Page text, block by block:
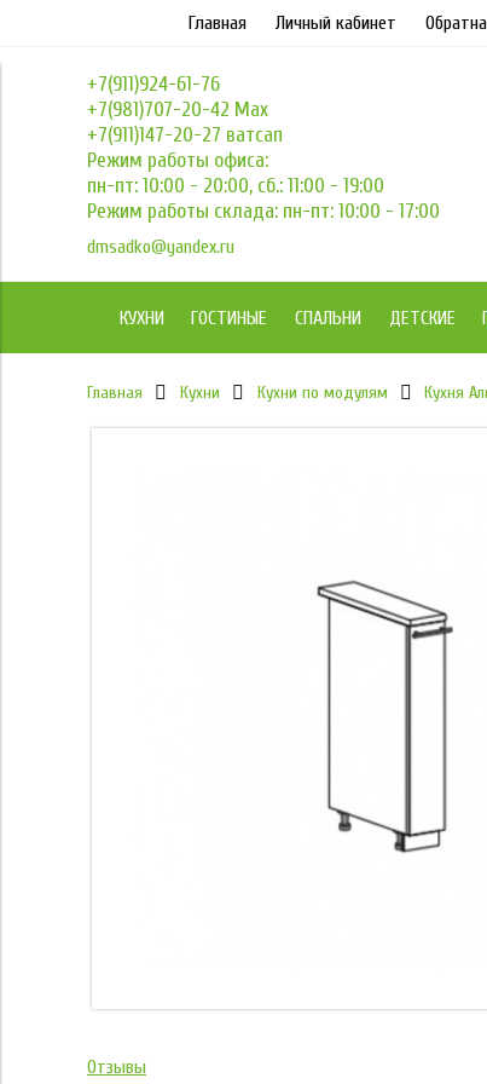
Главная Личный кабинет
+7(911)924-61-76
+7(981)707-20-42 Max
+7(911)147-20-27 ватсап
Режим работы офиса:
пн-пт: 10:00 - 20:00, сб.: 11:00 - 19:00
Режим работы склада: пн-пт: 10:00 - 17:00
dmsadko@yandex.ru
КУХНИ ГОСТИНЫЕ СПАЛЬНИ ДЕТСКИЕ
Главная Кухни Кухни по модулям Кухня
Отзывы